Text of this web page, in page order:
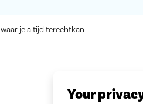
waar je altijd terechtkan
Your